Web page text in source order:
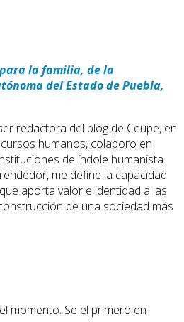
la familia, de la
del Estado de Puebla,
redactora del blog de Ceupe, en
humanos, colaboro en
de índole humanista.
me define la capacidad
aporta valor e identidad a las
de una sociedad más
momento. Se el primero en